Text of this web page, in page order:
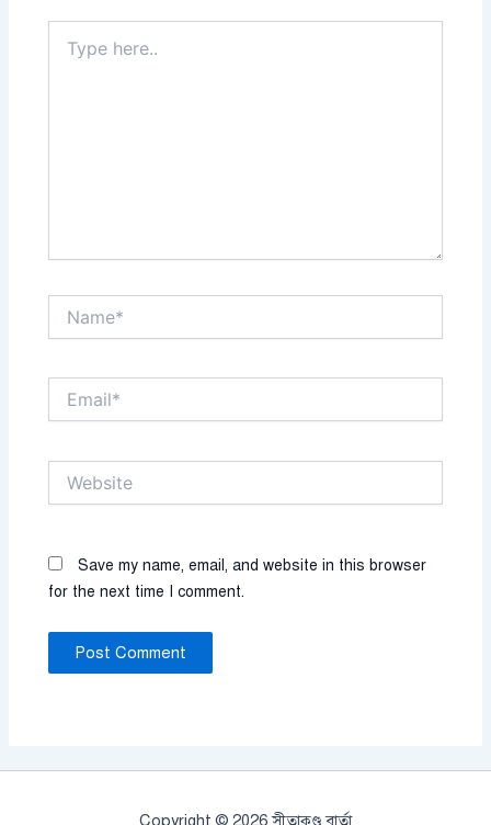
here..
Save my name, email, and website in this browser
for the next time I comment.
Copyright © 2026 সীতাকুণ্ড বার্তা